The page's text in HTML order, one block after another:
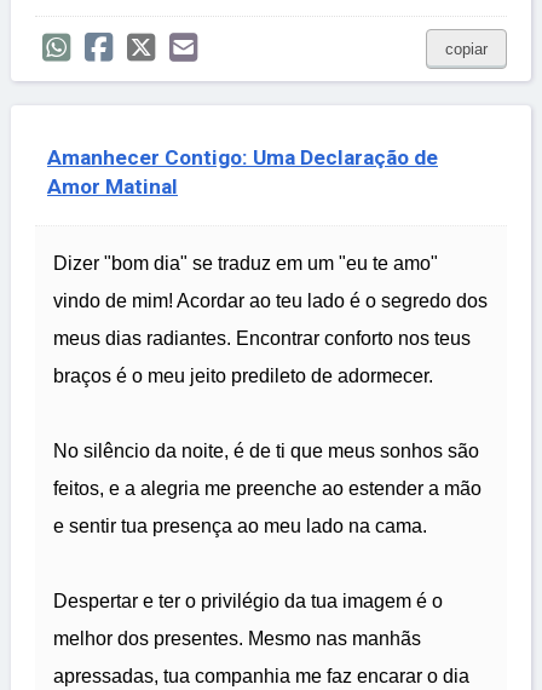
copiar
Amanhecer Contigo: Uma Declaração de
Amor Matinal
Dizer "bom dia" se traduz em um "eu te amo"
vindo de mim! Acordar ao teu lado é o segredo dos
meus dias radiantes. Encontrar conforto nos teus
braços é o meu jeito predileto de adormecer.
No silêncio da noite, é de ti que meus sonhos são
feitos, e a alegria me preenche ao estender a mão
e sentir tua presença ao meu lado na cama.
Despertar e ter o privilégio da tua imagem é o
melhor dos presentes. Mesmo nas manhãs
apressadas, tua companhia me faz encarar o dia